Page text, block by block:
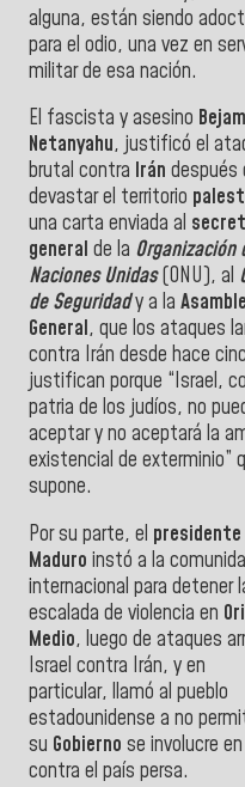
alguna, están siendo
para el odio, una vez en
militar de esa nación.
El fascista y asesino
Netanyahu, justificó el
brutal contra Irán después
devastar el territorio
una carta enviada al
general de la Organización
Naciones Unidas(ONU), al
de Seguridady a la
General, que los ataques
contra Irán desde hace
justifican porque “Israel,
patria de los judíos, no
aceptar y no aceptará la
existencial de exterminio”
supone.
Por su parte, el presidente
Maduro instó a la
internacional para detener
escalada de violencia en
Medio, luego de ataques
Israel contra Irán, y en
particular, llamó al pueblo
estadounidense a no
su Gobierno se involucre
contra el país persa.